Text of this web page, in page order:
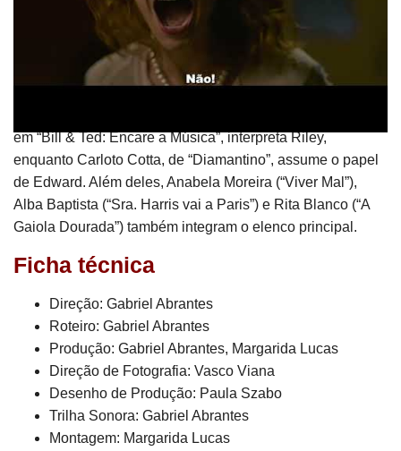
estética de prestígio”, explica Abrantes.
Elenco de peso
em “Bill & Ted: Encare a Música”, interpreta Riley,
enquanto Carloto Cotta, de “Diamantino”, assume o papel
de Edward. Além deles, Anabela Moreira (“Viver Mal”),
Alba Baptista (“Sra. Harris vai a Paris”) e Rita Blanco (“A
Gaiola Dourada”) também integram o elenco principal.
Ficha técnica
Direção: Gabriel Abrantes
Roteiro: Gabriel Abrantes
Produção: Gabriel Abrantes, Margarida Lucas
Direção de Fotografia: Vasco Viana
Desenho de Produção: Paula Szabo
Trilha Sonora: Gabriel Abrantes
Montagem: Margarida Lucas